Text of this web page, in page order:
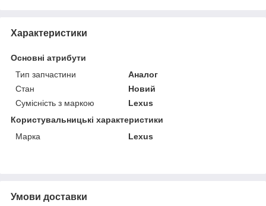
Характеристики
Основні атрибути
Тип запчастини
Аналог
Стан
Новий
Сумісність з маркою
Lexus
Користувальницькі характеристики
Марка
Lexus
Умови доставки